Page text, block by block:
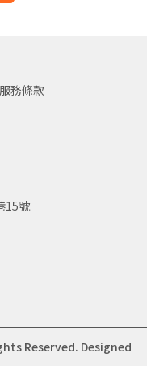
服務條款
15號
Reserved. Designed